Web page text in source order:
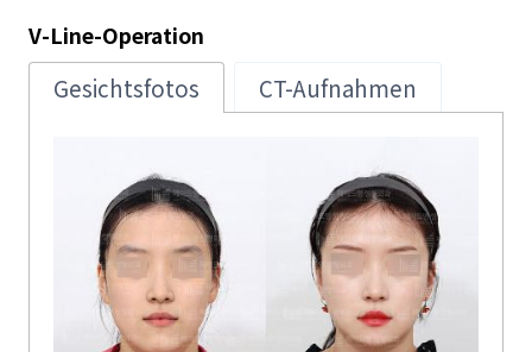
V-Line-Operation
Gesichtsfotos CT-Aufnahmen